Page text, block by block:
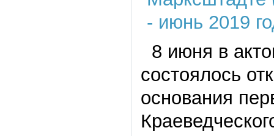
8 июня в
состоялось
основания